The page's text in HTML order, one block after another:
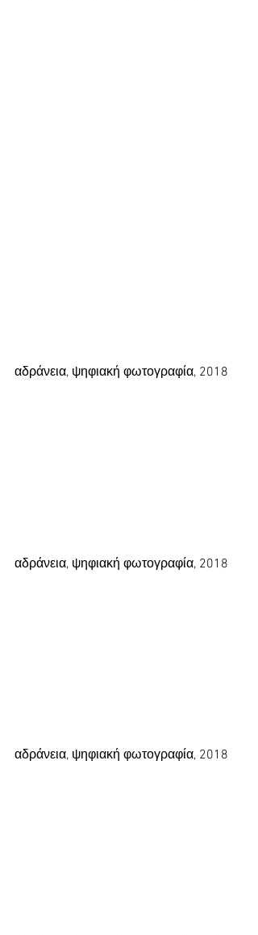
αδράνεια, ψηφιακή φωτογραφία, 2018
αδράνεια, ψηφιακή φωτογραφία, 2018
αδράνεια, ψηφιακή φωτογραφία, 2018